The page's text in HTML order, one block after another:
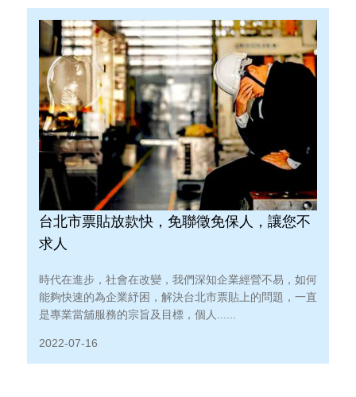
台北市票貼放款快，免聯徵免保人，讓您不
求人
時代在進步，社會在改變，我們深知企業經營不易，如何
能夠快速的為企業紓困，解決台北市票貼上的問題，一直
是專業當舖服務的宗旨及目標，個人......
2022-07-16